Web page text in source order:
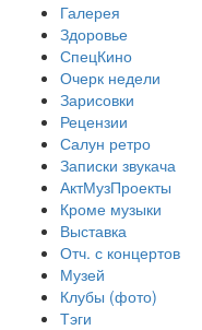
Галерея
Здоровье
СпецКино
Очерк недели
Зарисовки
Рецензии
Салун ретро
Записки звукача
АктМузПроекты
Кроме музыки
Выставка
Отч. с концертов
Музей
Клубы (фото)
Тэги